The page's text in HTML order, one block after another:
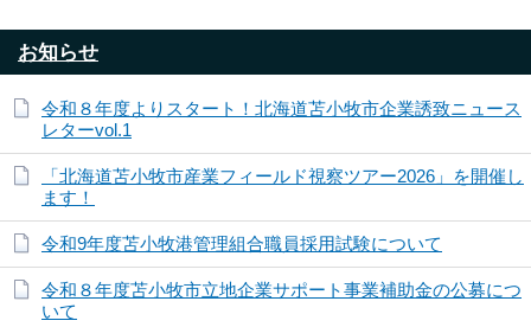
お知らせ
令和８年度よりスタート！北海道苫小牧市企業誘致ニュース
レターvol.1
「北海道苫小牧市産業フィールド視察ツアー2026」を開催し
ます！
令和9年度苫小牧港管理組合職員採用試験について
令和８年度苫小牧市立地企業サポート事業補助金の公募につ
いて